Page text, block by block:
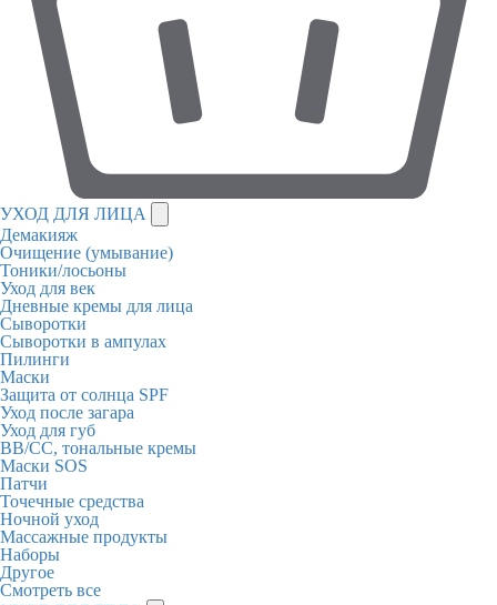
УХОД ДЛЯ ЛИЦА
Демакияж
Очищение (умывание)
Тоники/лосьоны
Уход для век
Дневные кремы для лица
Сыворотки
Сыворотки в ампулах
Пилинги
Маски
Защита от солнца SPF
Уход после загара
Уход для губ
BB/CC, тональные кремы
Маски SOS
Патчи
Точечные средства
Ночной уход
Массажные продукты
Наборы
Другое
Смотреть все